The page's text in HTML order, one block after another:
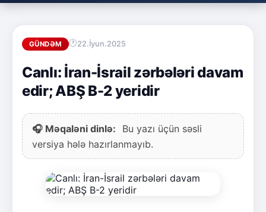
GÜNDƏM 22.İyun.2025
Canlı: İran-İsrail zərbələri davam
edir; ABŞ B-2 yeridir
🎧 Məqaləni dinlə:
Bu yazı üçün səsli
versiya hələ hazırlanmayıb.